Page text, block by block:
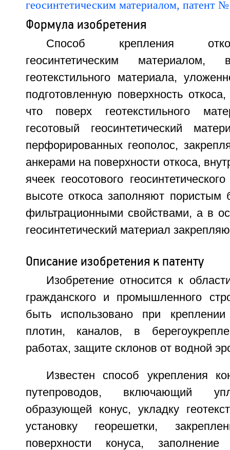
Формула изобретения
Способ крепления
геосинтетическим
геотекстильного материала,
подготовленную поверхность
что поверх геотекстильного
гесотовый геосинтетический
перфорированных геополос,
анкерами на поверхности откоса,
ячеек геосотового
высоте откоса заполняют пористым
фильтрационными свойствами, а в
геосинтетический материал
Описание изобретения к патенту
Изобретение относится к
гражданского и промышленного
быть использовано при креплении
плотин, каналов, в
работах, защите склонов от водной
Известен способ укрепления
путепроводов, включающий
образующей конус, укладку
установку георешетки,
поверхности конуса,